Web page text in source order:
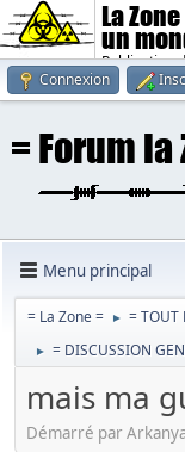
La
un
Publication
Connexion
Menu principal
= La Zone = ► = TOUT
► = DISCUSSION
mais ma
Démarré par